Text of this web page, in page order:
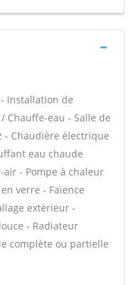
Installation de
Chauffe-eau - Salle de
- Chaudière électrique
eau chaude
- Pompe à chaleur
verre - Faïence
extérieur -
- Radiateur
complète ou partielle